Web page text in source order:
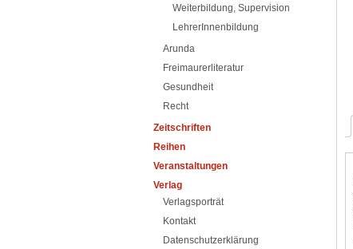
Weiterbildung, Supervision
LehrerInnenbildung
Arunda
Freimaurerliteratur
Gesundheit
Recht
Zeitschriften
Reihen
Veranstaltungen
Verlag
Verlagsporträt
Kontakt
Datenschutzerklärung